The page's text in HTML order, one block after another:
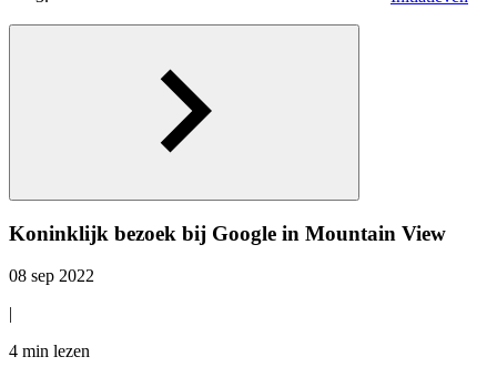
Koninklijk bezoek bij Google in Mountain View
08 sep 2022
|
4 min lezen